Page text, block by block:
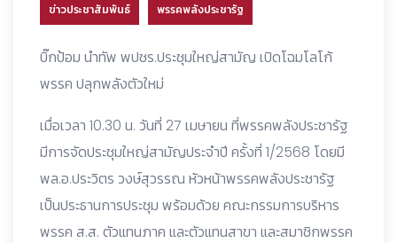
ข่าวประชาสัมพันธ์ พรรคพลังประชารัฐ
บิ๊กป้อม นำทัพ พปชร.ประชุมใหญ่สามัญ เปิดโฉมโลโก้
พรรค ปลุกพลังตัวใหม่
เมื่อเวลา 10.30 น. วันที่ 27 เมษายน ที่พรรคพลังประชารัฐ
มีการจัดประชุมใหญ่สามัญประจำปี ครั้งที่ 1/2568 โดยมี
พล.อ.ประวิตร วงษ์สุวรรณ หัวหน้าพรรคพลังประชารัฐ
เป็นประธานการประชุม พร้อมด้วย คณะกรรมการบริหาร
พรรค ส.ส. ตัวแทนภาค และตัวแทนสาขา และสมาชิกพรรค